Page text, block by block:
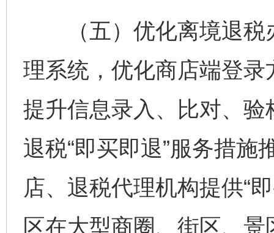
（五）优化离境退税
理系统，优化商店端登
提升信息录入、比对、
退税“即买即退”服务措
店、退税代理机构提供“
区在大型商圈、街区、